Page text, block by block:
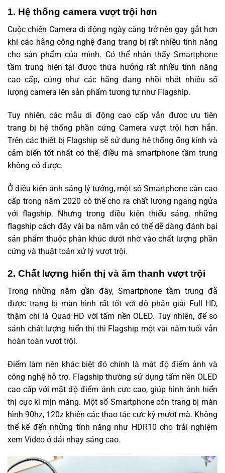
1. Hệ thống camera vượt trội hơn
Cuộc chiến Camera di động ngày càng trở nên gay gắt hơn
khi các hãng công nghệ đang trang bị rất nhiều tính năng
cho sản phẩm của mình. Có thể nhận thấy Smartphone
tầm trung hiện tại được thừa hưởng rất nhiều tính năng
cao cấp, cũng như các hãng đang nhồi nhét nhiều số
lượng camera lên sản phẩm tương tự như Flagship.
Tuy nhiên, các mẫu di động cao cấp vẫn được ưu tiên
trang bị hệ thống phần cứng Camera vượt trội hơn hẳn.
Trên các thiết bị Flagship sẽ sử dụng hệ thống ống kính và
cảm biến tốt nhất có thể, điều mà smartphone tầm trung
không có được.
Ở điều kiện ánh sáng lý tưởng, một số Smartphone cận cao
cấp trong năm 2020 có thể cho ra chất lượng ngang ngửa
với flagship. Nhưng trong điều kiện thiếu sáng, những
flagship cách đây vài ba năm vẫn có thể dễ dàng đánh bại
sản phẩm thuộc phân khúc dưới nhờ vào chất lượng phần
cứng và thuật toán xử lý vượt trội.
2. Chất lượng hiển thị và âm thanh vượt trội
Trong những năm gần đây, Smartphone tầm trung đã
được trang bị màn hình rất tốt với độ phân giải Full HD,
thậm chí là Quad HD với tấm nền OLED. Tuy nhiên, để so
sánh chất lượng hiển thị thì Flagship một vài năm tuổi vẫn
hoàn toàn vượt trội.
Điểm làm nên khác biệt đó chính là mật độ điểm ảnh và
công nghệ hỗ trợ. Flagship thường sử dụng tấm nền OLED
cao cấp với mật độ điểm ảnh cực cao, giúp hình ảnh hiển
thị cực kì mịn màng. Một số Smartphone còn trang bị màn
hình 90hz, 120z khiến các thao tác cực kỳ mượt mà. Không
thể kể đến những tính năng như HDR10 cho trải nghiệm
xem Video ở dải nhạy sáng cao.